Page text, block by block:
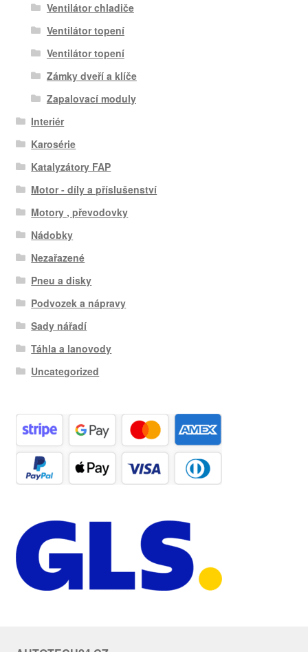
Ventilátor chladiče
Ventilátor topení
Ventilátor topení
Zámky dveří a klíče
Zapalovací moduly
Interiér
Karosérie
Katalyzátory FAP
Motor - díly a příslušenství
Motory , převodovky
Nádobky
Nezařazené
Pneu a disky
Podvozek a nápravy
Sady nářadí
Táhla a lanovody
Uncategorized